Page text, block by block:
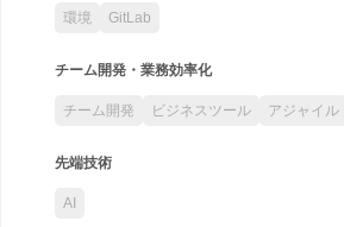
環境 GitLab
チーム開発・業務効率化
チーム開発 ビジネスツール アジャイル
先端技術
AI